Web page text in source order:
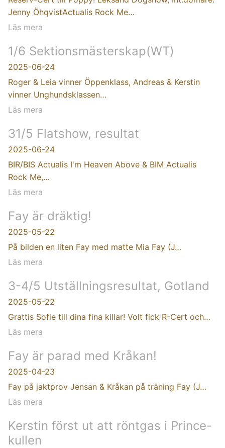
Jenny ÖhqvistActualis Rock Me…
Läs mera
1/6 Sektionsmästerskap(WT)
2025-06-24
Roger & Leia vinner Öppenklass, Andreas & Kerstin
vinner Unghundsklassen…
Läs mera
31/5 Flatshow, resultat
2025-06-24
BIR/BIS Actualis I'm Heaven Above & BIM Actualis
Rock Me,…
Läs mera
Fay är dräktig!
2025-05-22
På bilden en liten Fay med matte Mia Fay (J…
Läs mera
3-4/5 Utställningsresultat, Gotland
2025-05-22
Grattis Sofie till dina fina killar! Volt fick R-Cert och…
Läs mera
Fay är parad med Kråkan!
2025-04-23
Fay på jaktprov Jensan & Kråkan på träning Fay (J…
Läs mera
Kerstin först ut att röntgas i Prince-
kullen